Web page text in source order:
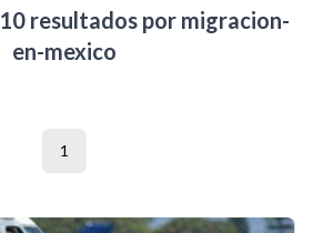
10 resultados por migracion-
en-mexico
1